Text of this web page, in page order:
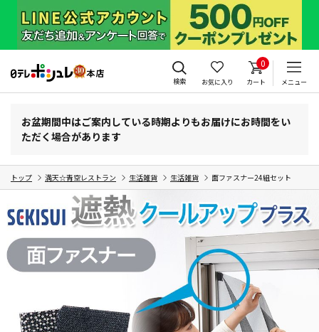
検索 お気に入り
0
カート メニュー
お盆期間中はご案内している時期よりもお届けにお時間をい
ただく場合があります
トップ 満天☆青空レストラン 生活雑貨 生活雑貨 面ファスナー24組セット